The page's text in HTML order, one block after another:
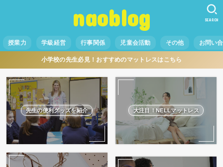
naoblog
授業力 学級経営 行事関係 児童会活動 その他 お問い
SEARCH
小学校の先生必見！おすすめのマットレスはこちら
先生の便利グッズを紹介 大注目！NELLマットレス